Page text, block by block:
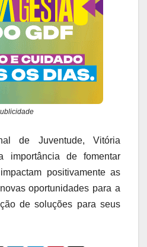
de Juventude, Vitória
importância de fomentar
positivamente as
oportunidades para a
de soluções para seus